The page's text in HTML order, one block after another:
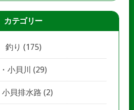
カテゴリー
釣り (175)
小貝川 (29)
小貝排水路 (2)